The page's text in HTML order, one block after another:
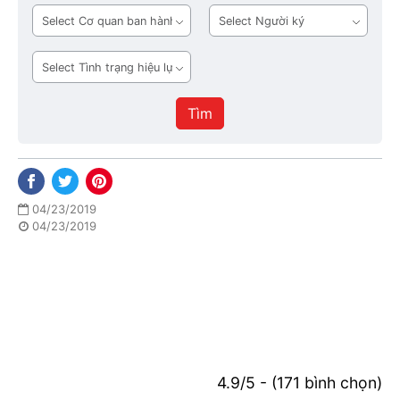
bản
Cơ
quan
ban
hành
Người
ký
Tình
trạng
Tìm
04/23/2019
04/23/2019
4.9/5 - (171 bình chọn)